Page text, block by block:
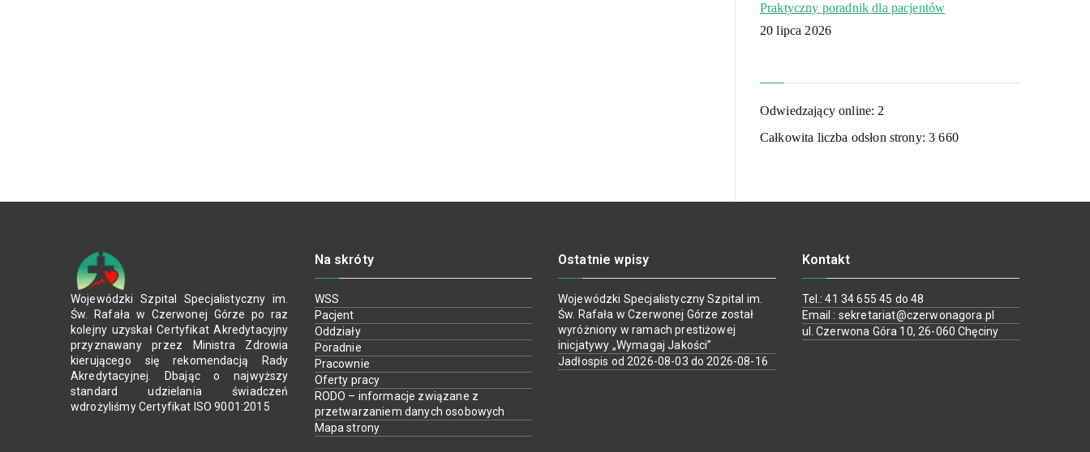
Praktyczny poradnik dla pacjentów
20 lipca 2026
Odwiedzający online: 2
Całkowita liczba odsłon strony:3 660
Wojewódzki Szpital Specjalistyczny im.
Św. Rafała w Czerwonej Górze po raz
kolejny uzyskał Certyfikat Akredytacyjny
przyznawany przez Ministra Zdrowia
kierującego się rekomendacją Rady
Akredytacyjnej. Dbając o najwyższy
standard udzielania świadczeń
wdrożyliśmy Certyfikat ISO 9001:2015
Na skróty
WSS
Pacjent
Oddziały
Poradnie
Pracownie
Oferty pracy
RODO – informacje związane z
przetwarzaniem danych osobowych
Mapa strony
Ostatnie wpisy
Wojewódzki Specjalistyczny Szpital im.
Św. Rafała w Czerwonej Górze został
wyróżniony w ramach prestiżowej
inicjatywy „Wymagaj Jakości”
Jadłospis od 2026-08-03 do 2026-08-16
Kontakt
Tel.: 41 34 655 45 do 48
Email : sekretariat@czerwonagora.pl
ul. Czerwona Góra 10, 26-060 Chęciny